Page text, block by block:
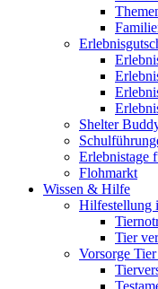
Shelter
Erlebnistage
Flohmarkt
Wissen & Hilfe
Hilfestellung
Tier
Vorsorge